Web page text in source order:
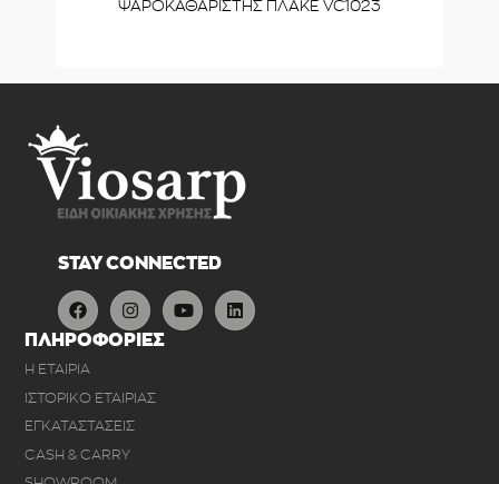
ΨΑΡΟΚΑΘΑΡΙΣΤΗΣ ΠΛΑΚΕ VC1023
STAY CONNECTED
ΠΛΗΡΟΦΟΡΙΕΣ
Η ΕΤΑΙΡΙΑ
ΙΣΤΟΡΙΚΟ ΕΤΑΙΡΙΑΣ
ΕΓΚΑΤΑΣΤΑΣΕΙΣ
CASH & CARRY